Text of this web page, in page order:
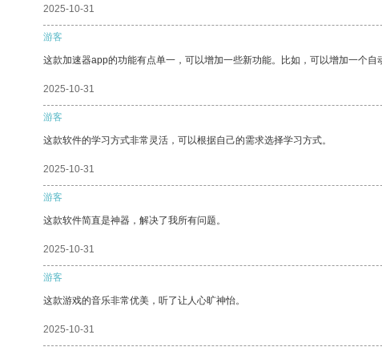
2025-10-31
游客
这款加速器app的功能有点单一，可以增加一些新功能。比如，可以增加一个
2025-10-31
游客
这款软件的学习方式非常灵活，可以根据自己的需求选择学习方式。
2025-10-31
游客
这款软件简直是神器，解决了我所有问题。
2025-10-31
游客
这款游戏的音乐非常优美，听了让人心旷神怡。
2025-10-31